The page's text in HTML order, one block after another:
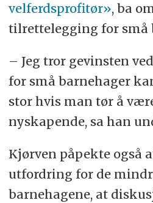
velferdsprofitør», ba
tilrettelegging for små
– Jeg tror gevinsten
for små barnehager
stor hvis man tør å
nyskapende, sa han
Kjørven påpekte også
utfordring for de
barnehagene, at